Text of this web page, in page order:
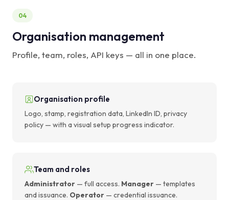
04
Organisation management
Profile, team, roles, API keys — all in one place.
Organisation profile
Logo, stamp, registration data, LinkedIn ID, privacy
policy — with a visual setup progress indicator.
Team and roles
Administrator — full access. Manager — templates
and issuance. Operator — credential issuance.